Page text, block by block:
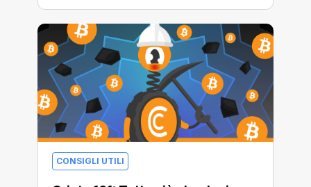
CONSIGLI UTILI